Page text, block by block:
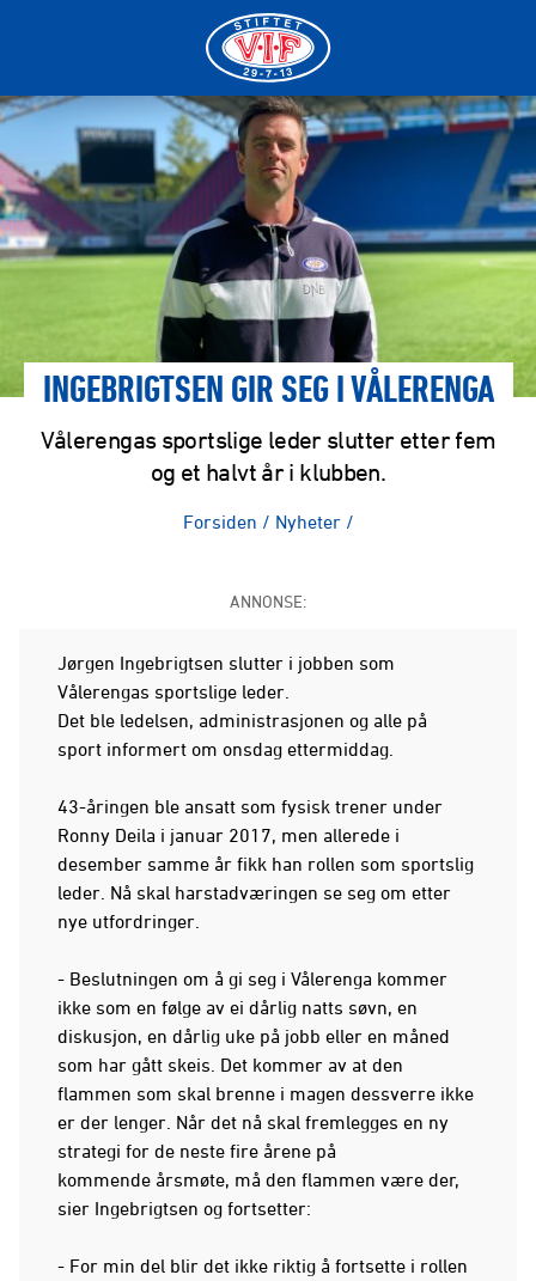
INGEBRIGTSEN GIR SEG I VÅLERENGA
Vålerengas sportslige leder slutter etter fem
og et halvt år i klubben.
Forsiden / Nyheter /
ANNONSE:
Jørgen Ingebrigtsen slutter i jobben som
Vålerengas sportslige leder.
Det ble ledelsen, administrasjonen og alle på
sport informert om onsdag ettermiddag.
43-åringen ble ansatt som fysisk trener under
Ronny Deila i januar 2017, men allerede i
desember samme år fikk han rollen som sportslig
leder. Nå skal harstadværingen se seg om etter
nye utfordringer.
- Beslutningen om å gi seg i Vålerenga kommer
ikke som en følge av ei dårlig natts søvn, en
diskusjon, en dårlig uke på jobb eller en måned
som har gått skeis. Det kommer av at den
flammen som skal brenne i magen dessverre ikke
er der lenger. Når det nå skal fremlegges en ny
strategi for de neste fire årene på
kommende årsmøte, må den flammen være der,
sier Ingebrigtsen og fortsetter:
- For min del blir det ikke riktig å fortsette i rollen